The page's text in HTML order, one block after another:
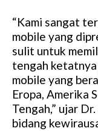
“Kami sangat
mobile yang
sulit untuk
tengah
mobile yang
Eropa, Amerika
Tengah,” ujar
bidang